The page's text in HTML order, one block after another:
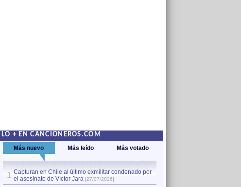
LO + EN CANCIONEROS.COM
Más nuevo Más leído Más votado
1 Capturan en Chile al último exmilitar condenado por
el asesinato de Víctor Jara [27/07/2026]